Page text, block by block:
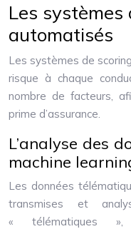
Les systèmes
automatisés
Les systèmes de
risque à chaque
nombre de facteurs,
prime d’assurance.
L’analyse des
machine
Les données
transmises et
« télématiques »,